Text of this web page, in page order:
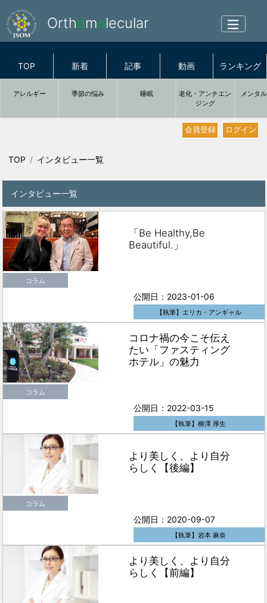
Orthomolecular
TOP 新着 記事 動画 ランキング
アレルギー 季節の悩み 睡眠
老化・アンチエン
ジング
メンタ
ログイン
会員登録
TOP インタビュー一覧
インタビュー一覧
「Be Healthy,Be
Beautiful.」
コラム
公開日：2023-01-06
【執筆】エリカ・アンギャル
コロナ禍の今こそ伝え
たい「ファスティング
ホテル」の魅力
コラム
公開日：2022-03-15
【執筆】柳澤 厚生
より美しく、より自分
らしく【後編】
コラム
公開日：2020-09-07
【執筆】岩本 麻奈
より美しく、より自分
らしく【前編】